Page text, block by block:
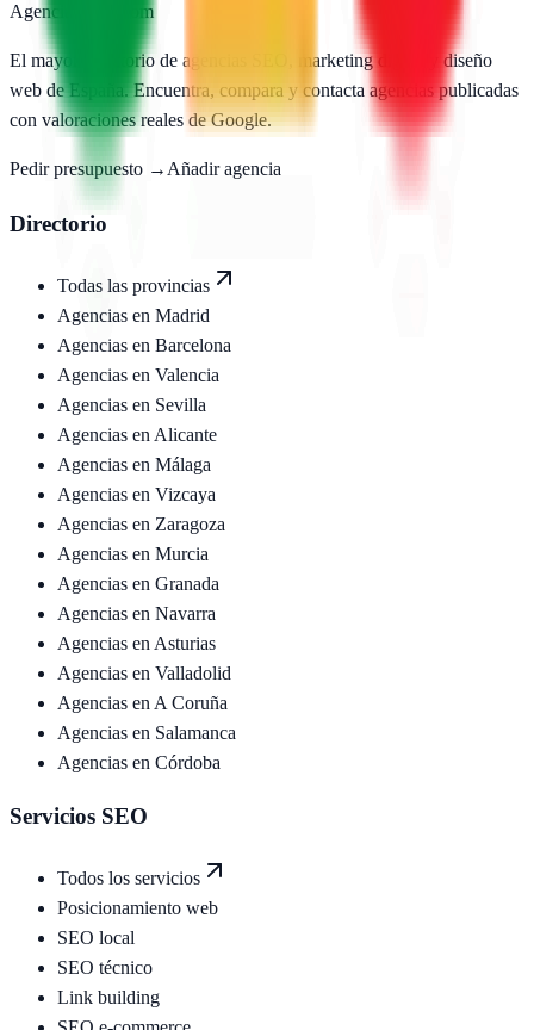
AgenciasSEO
.com
El mayor directorio de agencias SEO, marketing digital y diseño
web de España. Encuentra, compara y contacta agencias publicadas
con valoraciones reales de Google.
Pedir presupuesto → Añadir agencia
Directorio
Todas las provincias
Agencias en Madrid
Agencias en Barcelona
Agencias en Valencia
Agencias en Sevilla
Agencias en Alicante
Agencias en Málaga
Agencias en Vizcaya
Agencias en Zaragoza
Agencias en Murcia
Agencias en Granada
Agencias en Navarra
Agencias en Asturias
Agencias en Valladolid
Agencias en A Coruña
Agencias en Salamanca
Agencias en Córdoba
Servicios SEO
Todos los servicios
Posicionamiento web
SEO local
SEO técnico
Link building